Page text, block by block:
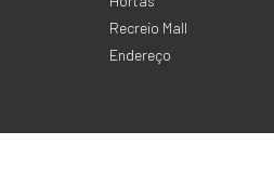
Recreio Mall
Endereço